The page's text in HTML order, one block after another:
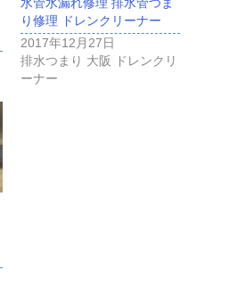
り修理 ドレンクリーナー
2017年12月27日
排水つまり 大阪 ドレンクリ
ーナー